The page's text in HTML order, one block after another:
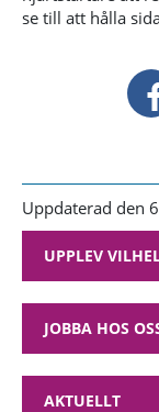
AKTUELLT
se till att hålla
Uppdaterad den
UPPLEV
JOBBA HOS